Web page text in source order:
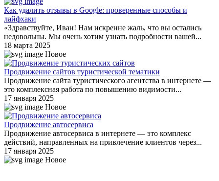
Как удалить отзывы в Google: проверенные способы и
лайфхаки
«Здравствуйте, Иван! Нам искренне жаль, что вы остались
недовольны. Мы очень хотим узнать подробности вашей...
18 марта 2025
Новое
Продвижение сайтов туристической тематики
Продвижение сайта туристического агентства в интернете —
это комплексная работа по повышению видимости...
17 января 2025
Новое
Продвижение автосервиса
Продвижение автосервиса в интернете — это комплекс
действий, направленных на привлечение клиентов через...
17 января 2025
Новое